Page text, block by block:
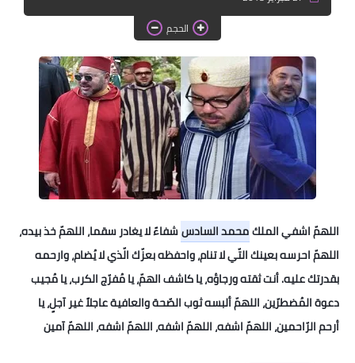
دروس الراندة للمبتدئات
اللباس التقليدي
الحجم
اللهمّ اشفي الملكمحمد السادسشفاءً لا يغادر سقما، اللهمّ خذ بيده،
اللهمّ احرسه بعينك التّي لا تنام، واحفظه بعزّك الّذي لا يُضام، وارحمه
بقدرتك عليه. أنت ثقته ورجاؤه، يا كاشف الهمّ، يا مُفرّج الكرب، يا مُجيب
دعوة المُضطرّين، اللهمّ ألبسه ثوب الصّحة والعافية عاجلاً غير آجلٍ، يا
أرحم الرّاحمين، اللهمّ اشفه، اللهمّ اشفه، اللهمّ اشفه، اللهمّ آمين